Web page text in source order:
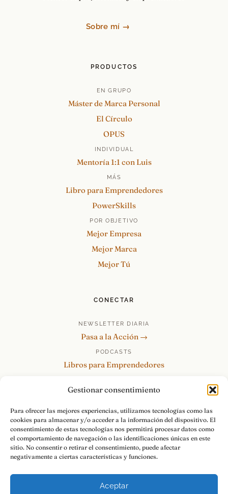
Gestionar consentimiento
Para ofrecer las mejores experiencias, utilizamos tecnologías como las
cookies para almacenar y/o acceder a la información del dispositivo. El
consentimiento de estas tecnologías nos permitirá procesar datos como
el comportamiento de navegación o las identificaciones únicas en este
sitio. No consentir o retirar el consentimiento, puede afectar
negativamente a ciertas características y funciones.
Aceptar
Sobre mí →
PRODUCTOS
EN GRUPO
Máster de Marca Personal
El Círculo
OPUS
INDIVIDUAL
Mentoría 1:1 con Luis
MÁS
Libro para Emprendedores
PowerSkills
POR OBJETIVO
Mejor Empresa
Mejor Marca
Mejor Tú
CONECTAR
NEWSLETTER DIARIA
Pasa a la Acción →
PODCASTS
Libros para Emprendedores
re:Invéntate / PowerSkills
MENTOR360
HABLAMOS
Contacto y consultas →